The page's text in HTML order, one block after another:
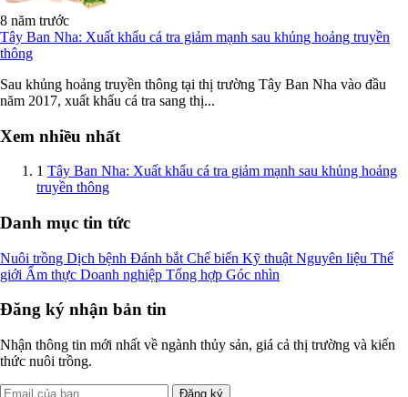
8 năm trước
Tây Ban Nha: Xuất khẩu cá tra giảm mạnh sau khủng hoảng truyền
thông
Sau khủng hoảng truyền thông tại thị trường Tây Ban Nha vào đầu
năm 2017, xuất khẩu cá tra sang thị...
Xem nhiều nhất
1 Tây Ban Nha: Xuất khẩu cá tra giảm mạnh sau khủng hoảng
truyền thông
Danh mục tin tức
Nuôi trồng Dịch bệnh Đánh bắt Chế biến Kỹ thuật Nguyên liệu Thế
giới Ẩm thực Doanh nghiệp Tổng hợp Góc nhìn
Đăng ký nhận bản tin
Nhận thông tin mới nhất về ngành thủy sản, giá cả thị trường và kiến
thức nuôi trồng.
Đăng ký